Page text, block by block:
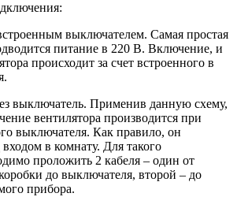
выключателем. Самая простая
питание в 220 В. Включение, и
происходит за счет встроенного в
выключатель. Применив данную схему,
вентилятора производится при
выключателя. Как правило, он
входом в комнату. Для такого
проложить 2 кабеля – один от
до выключателя, второй – до
прибора.